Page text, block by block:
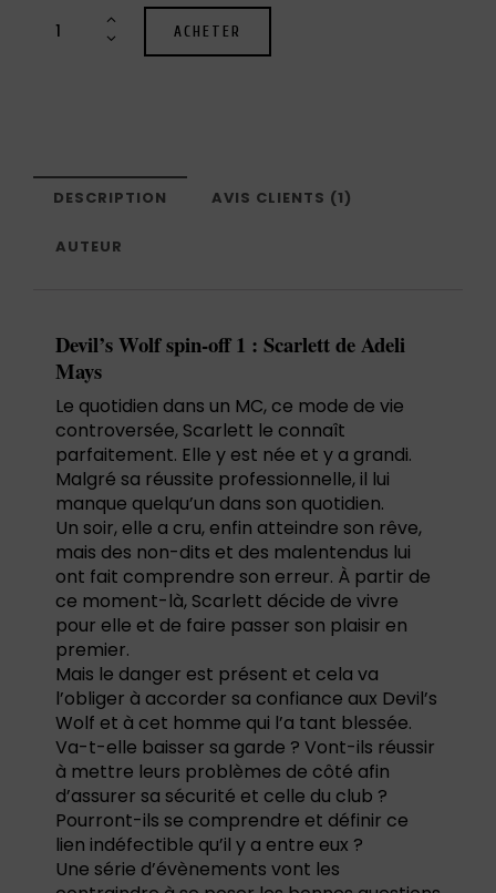
ACHETER
DESCRIPTION AVIS CLIENTS (1)
AUTEUR
Devil’s Wolf spin-off 1 : Scarlett de Adeli
Mays
Le quotidien dans un MC, ce mode de vie
controversée, Scarlett le connaît
parfaitement. Elle y est née et y a grandi.
Malgré sa réussite professionnelle, il lui
manque quelqu’un dans son quotidien.
Un soir, elle a cru, enfin atteindre son rêve,
mais des non-dits et des malentendus lui
ont fait comprendre son erreur. À partir de
ce moment-là, Scarlett décide de vivre
pour elle et de faire passer son plaisir en
premier.
Mais le danger est présent et cela va
l’obliger à accorder sa confiance aux Devil’s
Wolf et à cet homme qui l’a tant blessée.
Va-t-elle baisser sa garde ? Vont-ils réussir
à mettre leurs problèmes de côté afin
d’assurer sa sécurité et celle du club ?
Pourront-ils se comprendre et définir ce
lien indéfectible qu’il y a entre eux ?
Une série d’évènements vont les